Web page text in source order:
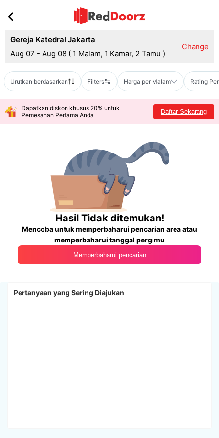
Gereja Katedral Jakarta
Aug 07 - Aug 08 ( 1 Malam, 1 Kamar, 2 Tamu )
Change
Urutkan berdasarkan Filters Harga per Malam Rating
Dapatkan diskon khusus 20% untuk
Pemesanan Pertama Anda
Daftar Sekarang
Hasil Tidak ditemukan!
Mencoba untuk memperbaharui pencarian area atau
memperbaharui tanggal pergimu
Memperbaharui pencarian
Pertanyaan yang Sering Diajukan